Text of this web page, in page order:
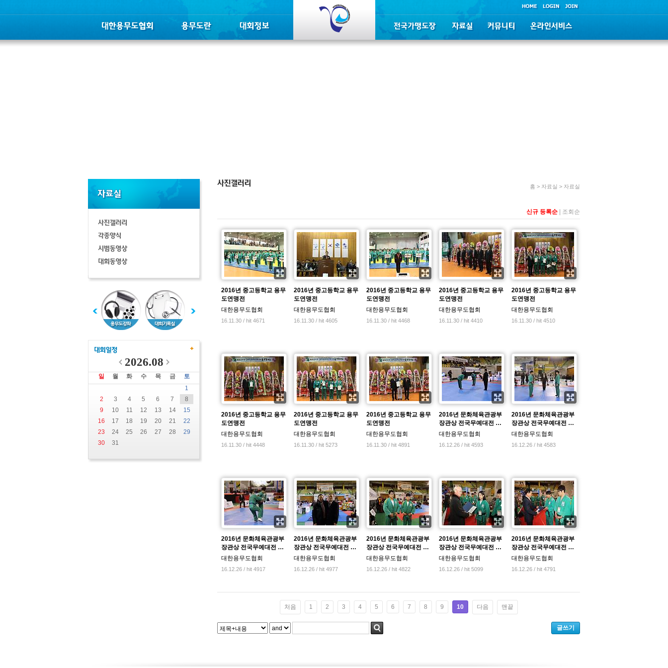
2026.08
일 월 화 수 목 금
토
1
2
3 4 5 6 7
8
9
10 11 12 13 14
15
16
17 18 19 20 21
22
23
24 25 26 27 28
29
30
31
홈 > 자료실 > 자료실
신규 등록순 조회순
2016년 중고등학교 용무
도연맹전
대한용무도협회
16.11.30 / hit 4671
2016년 중고등학교 용무
도연맹전
대한용무도협회
16.11.30 / hit 4605
2016년 중고등학교 용무
도연맹전
대한용무도협회
16.11.30 / hit 4468
2016년 중고등학교 용무
도연맹전
대한용무도협회
16.11.30 / hit 4410
2016년 중고등학교 용무
도연맹전
대한용무도협회
16.11.30 / hit 4510
2016년 중고등학교 용무
도연맹전
대한용무도협회
16.11.30 / hit 4448
2016년 중고등학교 용무
도연맹전
대한용무도협회
16.11.30 / hit 5273
2016년 중고등학교 용무
도연맹전
대한용무도협회
16.11.30 / hit 4891
2016년 문화체육관광부
장관상 전국무예대전 …
대한용무도협회
16.12.26 / hit 4593
2016년 문화체육관광부
장관상 전국무예대전 …
대한용무도협회
16.12.26 / hit 4583
2016년 문화체육관광부
장관상 전국무예대전 …
대한용무도협회
16.12.26 / hit 4917
2016년 문화체육관광부
장관상 전국무예대전 …
대한용무도협회
16.12.26 / hit 4977
2016년 문화체육관광부
장관상 전국무예대전 …
대한용무도협회
16.12.26 / hit 4822
2016년 문화체육관광부
장관상 전국무예대전 …
대한용무도협회
16.12.26 / hit 5099
2016년 문화체육관광부
장관상 전국무예대전 …
대한용무도협회
16.12.26 / hit 4791
처음 1 2 3 4 5 6 7 8 9 10 다음 맨끝
글쓰기